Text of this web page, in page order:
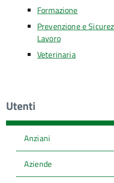
Formazione
Prevenzione e
Lavoro
Veterinaria
Utenti
Anziani
Aziende